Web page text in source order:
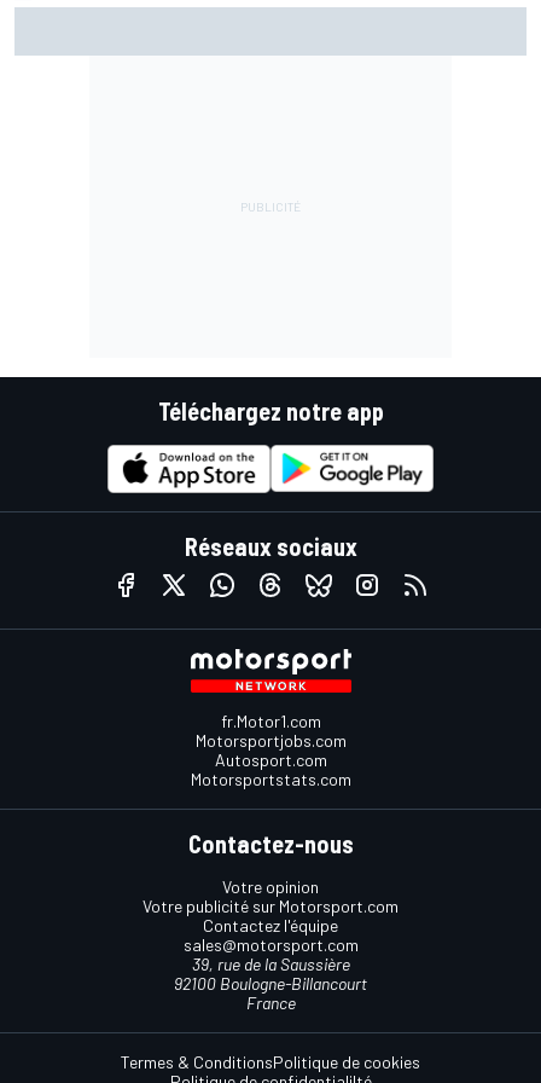
Téléchargez notre app
Réseaux sociaux
fr.Motor1.com
Motorsportjobs.com
Autosport.com
Motorsportstats.com
Contactez-nous
Votre opinion
Votre publicité sur Motorsport.com
Contactez l'équipe
sales@motorsport.com
39, rue de la Saussière
92100 Boulogne-Billancourt
France
Termes & ConditionsPolitique de cookies